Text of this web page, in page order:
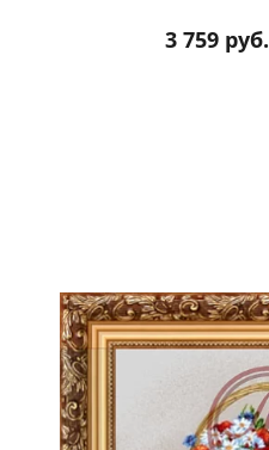
3 759 руб.